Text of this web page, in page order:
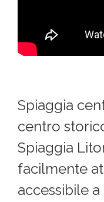
Spiaggia
centro
Spiaggia
facilmente
accessibile